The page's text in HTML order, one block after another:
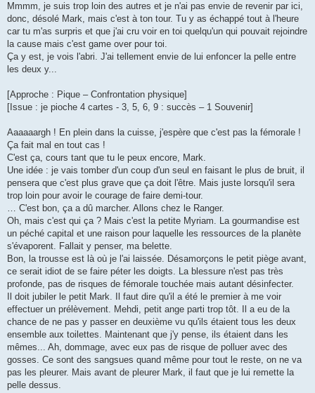
Mmmm, je suis trop loin des autres et je n'ai pas envie de revenir par ici,
donc, désolé Mark, mais c'est à ton tour. Tu y as échappé tout à l'heure
car tu m'as surpris et que j'ai cru voir en toi quelqu'un qui pouvait rejoindre
la cause mais c'est game over pour toi.
Ça y est, je vois l'abri. J'ai tellement envie de lui enfoncer la pelle entre
les deux y...
[Approche : Pique – Confrontation physique]
[Issue : je pioche 4 cartes - 3, 5, 6, 9 : succès – 1 Souvenir]
Aaaaaargh ! En plein dans la cuisse, j'espère que c'est pas la fémorale !
Ça fait mal en tout cas !
C'est ça, cours tant que tu le peux encore, Mark.
Une idée : je vais tomber d'un coup d'un seul en faisant le plus de bruit, il
pensera que c'est plus grave que ça doit l'être. Mais juste lorsqu'il sera
trop loin pour avoir le courage de faire demi-tour.
… C'est bon, ça a dû marcher. Allons chez le Ranger.
Oh, mais c'est qui ça ? Mais c'est la petite Myriam. La gourmandise est
un péché capital et une raison pour laquelle les ressources de la planète
s'évaporent. Fallait y penser, ma belette.
Bon, la trousse est là où je l'ai laissée. Désamorçons le petit piège avant,
ce serait idiot de se faire péter les doigts. La blessure n'est pas très
profonde, pas de risques de fémorale touchée mais autant désinfecter.
Il doit jubiler le petit Mark. Il faut dire qu'il a été le premier à me voir
effectuer un prélèvement. Mehdi, petit ange parti trop tôt. Il a eu de la
chance de ne pas y passer en deuxième vu qu'ils étaient tous les deux
ensemble aux toilettes. Maintenant que j'y pense, ils étaient dans les
mêmes... Ah, dommage, avec eux pas de risque de polluer avec des
gosses. Ce sont des sangsues quand même pour tout le reste, on ne va
pas les pleurer. Mais avant de pleurer Mark, il faut que je lui remette la
pelle dessus.